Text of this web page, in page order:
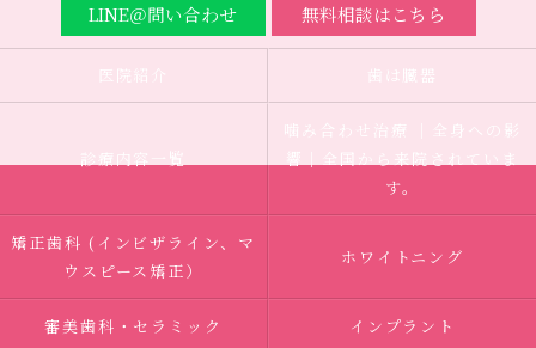
LINE＠問い合わせ 無料相談はこちら
医院紹介 歯は臓器
診療内容一覧
噛み合わせ治療 ｜全身への影
響｜全国から来院されていま
す。
矯正歯科 (インビザライン、マ
ウスピース矯正）
ホワイトニング
審美歯科・セラミック インプラント